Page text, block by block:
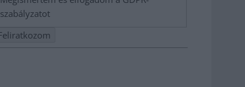
szabályzatot